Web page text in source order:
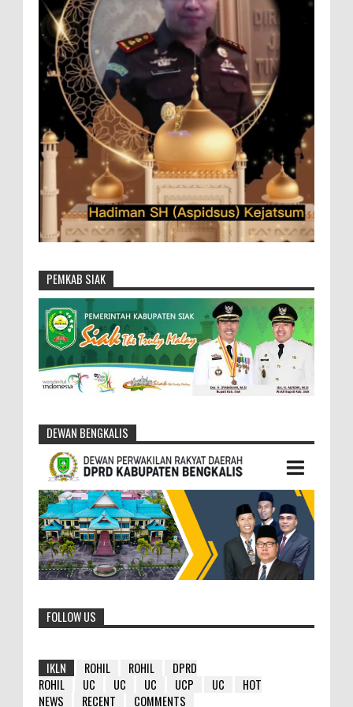
PEMKAB SIAK
DEWAN BENGKALIS
FOLLOW US
IKLN ROHIL ROHIL
DPRD
ROHIL
UC UC UC UCP UC
HOT
NEWS
RECENT COMMENTS